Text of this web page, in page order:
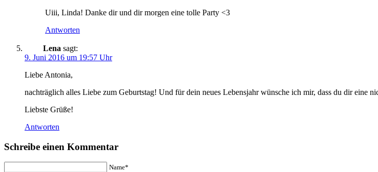
Uiii, Linda! Danke dir und dir morgen eine tolle Party <3
Antworten
Lena sagt:
9. Juni 2016 um 19:57 Uhr
Liebe Antonia,
nachträglich alles Liebe zum Geburtstag! Und für dein neues Lebensjahr wünsche ich mir, dass du dir eine
Liebste Grüße!
Antworten
Schreibe einen Kommentar
Name*